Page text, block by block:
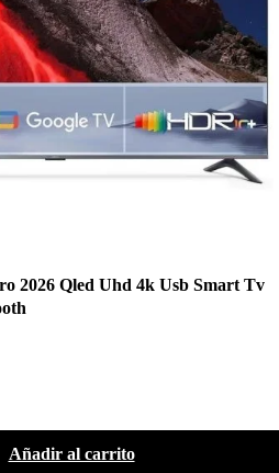
2026 Qled Uhd 4k Usb Smart Tv
Añadir al carrito